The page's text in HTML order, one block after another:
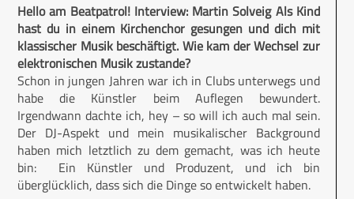
Hello am Beatpatrol! Interview: Martin Solveig Als Kind
hast du in einem Kirchenchor gesungen und dich mit
klassischer Musik beschäftigt. Wie kam der Wechsel zur
elektronischen Musik zustande?
Schon in jungen Jahren war ich in Clubs unterwegs und
habe die Künstler beim Auflegen bewundert.
Irgendwann dachte ich, hey – so will ich auch mal sein.
Der DJ-Aspekt und mein musikalischer Background
haben mich letztlich zu dem gemacht, was ich heute
bin: Ein Künstler und Produzent, und ich bin
überglücklich, dass sich die Dinge so entwickelt haben.